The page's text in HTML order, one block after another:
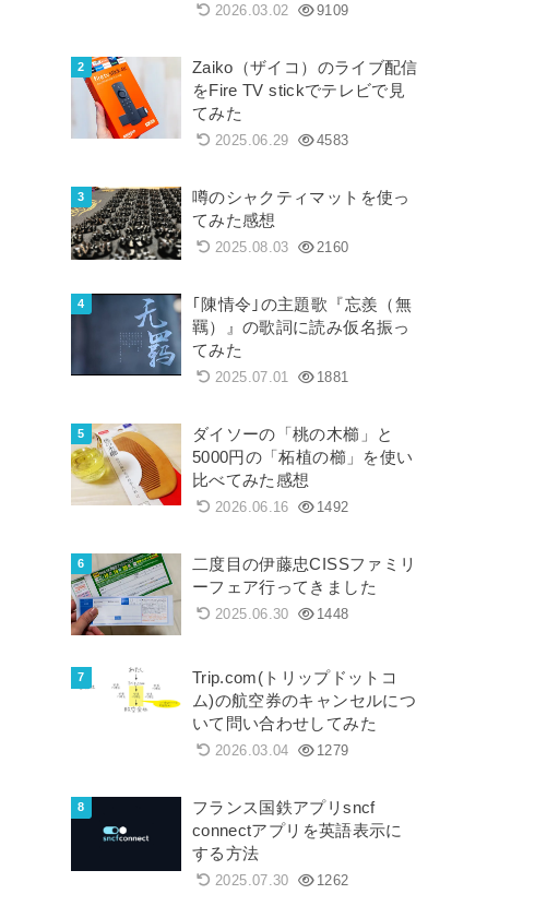
2026.03.02 9109
Zaiko（ザイコ）のライブ配信
をFire TV stickでテレビで見
てみた
2025.06.29 4583
噂のシャクティマットを使っ
てみた感想
2025.08.03 2160
｢陳情令｣の主題歌『忘羨（無
羈）』の歌詞に読み仮名振っ
てみた
2025.07.01 1881
ダイソーの「桃の木櫛」と
5000円の「柘植の櫛」を使い
比べてみた感想
2026.06.16 1492
二度目の伊藤忠CISSファミリ
ーフェア行ってきました
2025.06.30 1448
Trip.com(トリップドットコ
ム)の航空券のキャンセルにつ
いて問い合わせしてみた
2026.03.04 1279
フランス国鉄アプリsncf
connectアプリを英語表示に
する方法
2025.07.30 1262